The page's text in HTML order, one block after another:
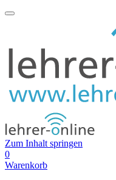
Zum Inhalt springen
0
Warenkorb